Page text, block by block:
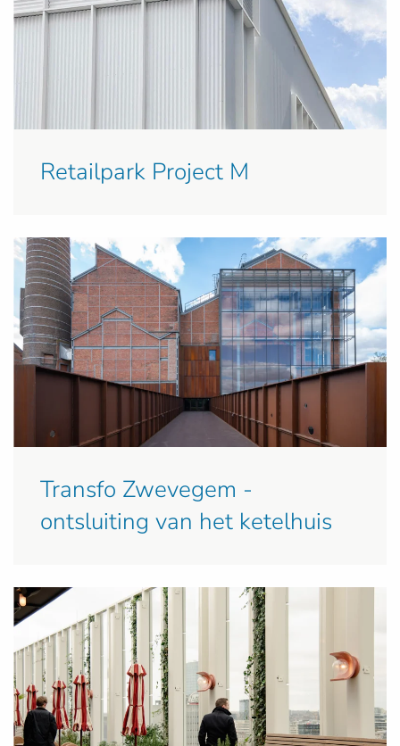
Retailpark Project M
Transfo Zwevegem -
ontsluiting van het ketelhuis